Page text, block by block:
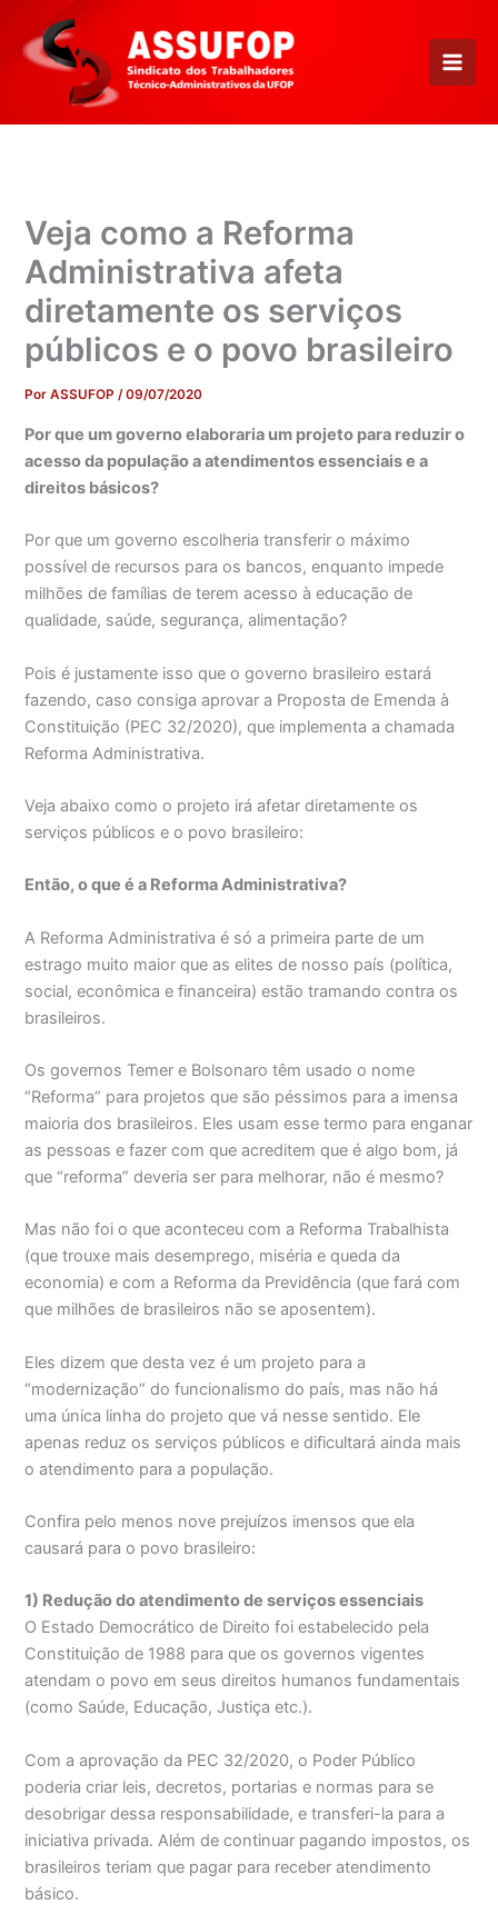
para
conteúdo
Veja como a Reforma
Administrativa afeta
diretamente os serviços
públicos e o povo brasileiro
PorASSUFOP/09/07/2020
Por que um governo elaboraria um projeto para reduzir o
acesso da população a atendimentos essenciais e a
direitos básicos?
Por que um governo escolheria transferir o máximo
possível de recursos para os bancos, enquanto impede
milhões de famílias de terem acesso à educação de
qualidade, saúde, segurança, alimentação?
Pois é justamente isso que o governo brasileiro estará
fazendo, caso consiga aprovar a Proposta de Emenda à
Constituição (PEC 32/2020), que implementa a chamada
Reforma Administrativa.
Veja abaixo como o projeto irá afetar diretamente os
serviços públicos e o povo brasileiro:
Então, o que é a Reforma Administrativa?
A Reforma Administrativa é só a primeira parte de um
estrago muito maior que as elites de nosso país (política,
social, econômica e financeira) estão tramando contra os
brasileiros.
Os governos Temer e Bolsonaro têm usado o nome
“Reforma” para projetos que são péssimos para a imensa
maioria dos brasileiros. Eles usam esse termo para enganar
as pessoas e fazer com que acreditem que é algo bom, já
que “reforma” deveria ser para melhorar, não é mesmo?
Mas não foi o que aconteceu com a Reforma Trabalhista
(que trouxe mais desemprego, miséria e queda da
economia) e com a Reforma da Previdência (que fará com
que milhões de brasileiros não se aposentem).
Eles dizem que desta vez é um projeto para a
“modernização” do funcionalismo do país, mas não há
uma única linha do projeto que vá nesse sentido. Ele
apenas reduz os serviços públicos e dificultará ainda mais
o atendimento para a população.
Confira pelo menos nove prejuízos imensos que ela
causará para o povo brasileiro:
1) Redução do atendimento de serviços essenciais
O Estado Democrático de Direito foi estabelecido pela
Constituição de 1988 para que os governos vigentes
atendam o povo em seus direitos humanos fundamentais
(como Saúde, Educação, Justiça etc.).
Com a aprovação da PEC 32/2020, o Poder Público
poderia criar leis, decretos, portarias e normas para se
desobrigar dessa responsabilidade, e transferi-la para a
iniciativa privada. Além de continuar pagando impostos, os
brasileiros teriam que pagar para receber atendimento
básico.